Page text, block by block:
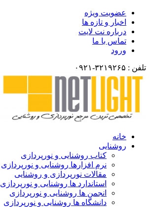
عضویت ویژه
اخبار و تازه ها
درباره نت لایت
تماس با ما
ورود
تلفن : ۳۲۱۹۲۶۵-۰۹۲۱
خانه
روشنایی
کتاب روشنایی و نورپردازی
نرم افزارها روشنایی و نورپردازی
مقالات نورپردازی و روشنایی
استاندارد ها روشنایی و نورپردازی
انجمن ها روشنایی و نورپردازی
دانشگاه ها روشنایی و نورپردازی